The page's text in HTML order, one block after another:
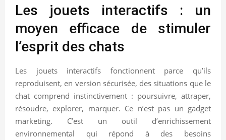
Les jouets interactifs : un
moyen efficace de stimuler
l’esprit des chats
Les jouets interactifs fonctionnent parce qu’ils
reproduisent, en version sécurisée, des situations que le
chat comprend instinctivement : poursuivre, attraper,
résoudre, explorer, marquer. Ce n’est pas un gadget
marketing. C’est un outil d’enrichissement
environnemental qui répond à des besoins